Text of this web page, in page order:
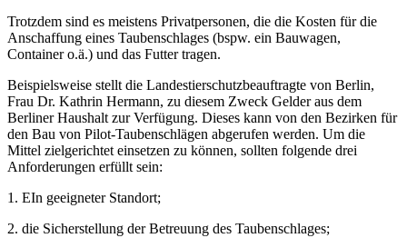
Trotzdem sind es meistens Privatpersonen, die die Kosten für die
Anschaffung eines Taubenschlages (bspw. ein Bauwagen,
Container o.ä.) und das Futter tragen.
Beispielsweise stellt die Landestierschutzbeauftragte von Berlin,
Frau Dr. Kathrin Hermann, zu diesem Zweck Gelder aus dem
Berliner Haushalt zur Verfügung. Dieses kann von den Bezirken für
den Bau von Pilot-Taubenschlägen abgerufen werden. Um die
Mittel zielgerichtet einsetzen zu können, sollten folgende drei
Anforderungen erfüllt sein:
1. EIn geeigneter Standort;
2. die Sicherstellung der Betreuung des Taubenschlages;